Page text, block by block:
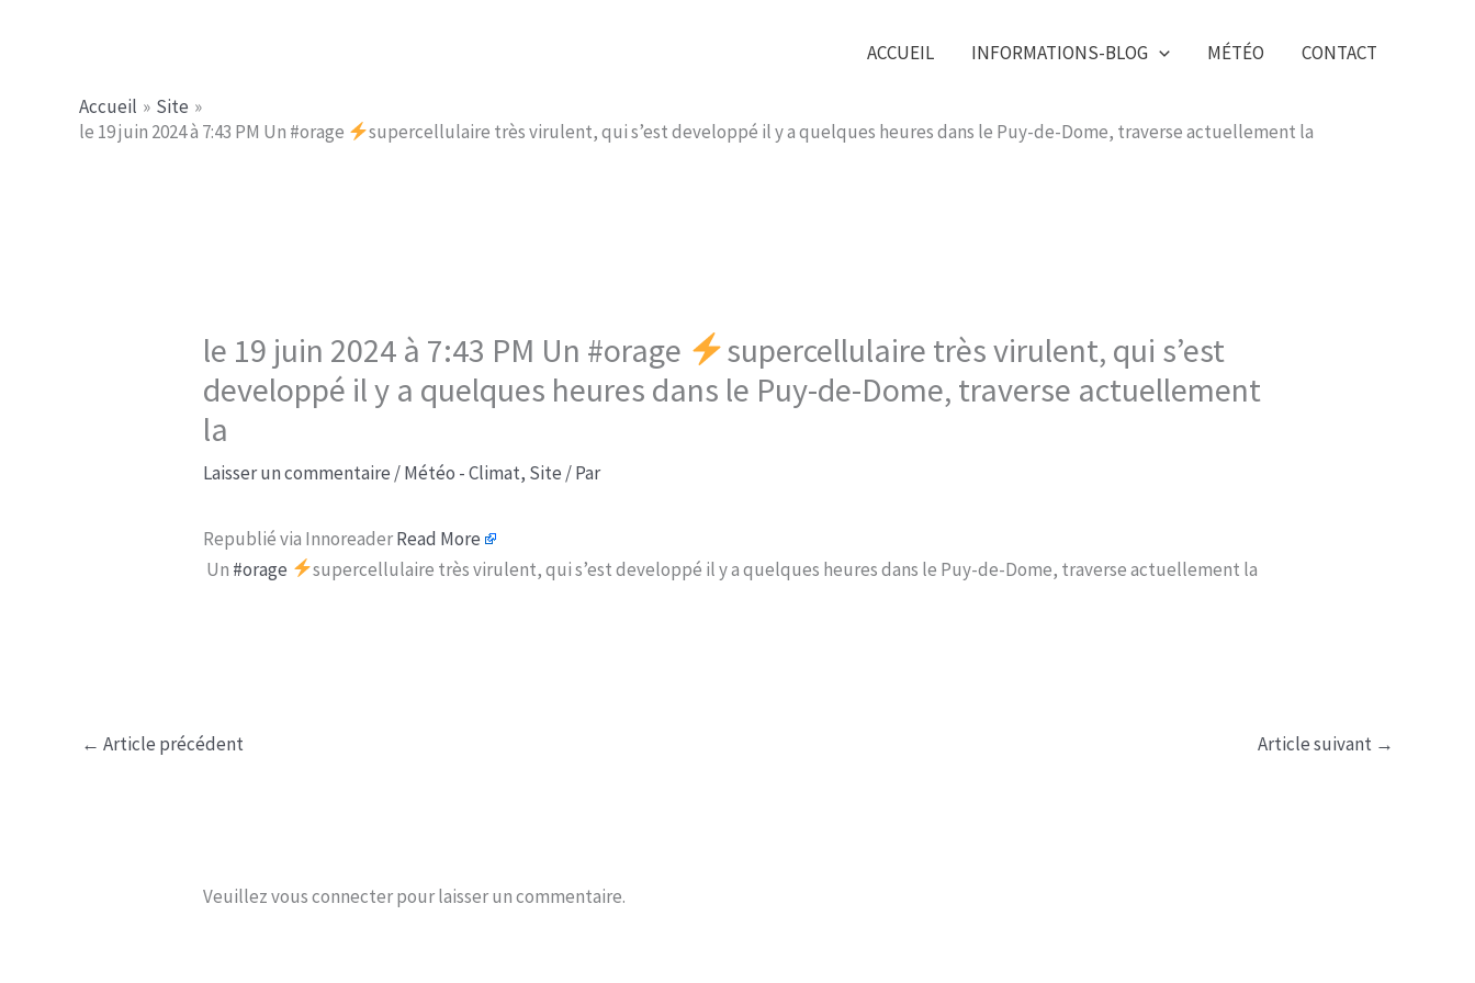
ACCUEIL INFORMATIONS-BLOG MÉTÉO CONTACT
Accueil
Site
le 19 juin 2024 à 7:43 PM Un #orage
supercellulaire très virulent, qui s’est developpé il y a quelques heures dans le Puy-de-Dome, traverse actuellement la
le 19 juin 2024 à 7:43 PM Un #orage
supercellulaire très virulent, qui s’est
developpé il y a quelques heures dans le Puy-de-Dome, traverse actuellement
la
Laisser un commentaire /Météo - Climat, Site / Par
Republié via InnoreaderRead More
Un #orage supercellulaire très virulent, qui s’est developpé il y a quelques heures dans le Puy-de-Dome, traverse actuellement la
← Article précédent Article suivant →
Veuillez vous connecter pour laisser un commentaire.